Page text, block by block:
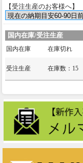
【受注生産のお客様へ】
国内在庫/受注生産
国内在庫 在庫切れ
受注生産 在庫数：15